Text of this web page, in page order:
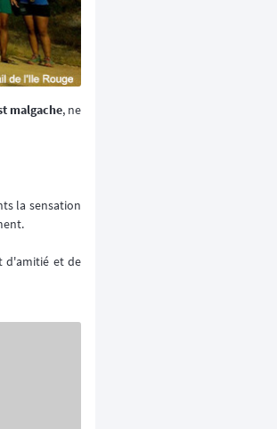
malgache, ne
la sensation
d'amitié et de